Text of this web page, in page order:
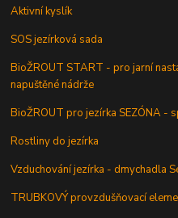
Aktivní kyslík
SOS jezírková sada
BioŽROUT START - pro jarní
napuštěné nádrže
BioŽROUT pro jezírka SEZÓNA -
Rostliny do jezírka
Vzduchování jezírka - dmychadla
TRUBKOVÝ provzdušňovací